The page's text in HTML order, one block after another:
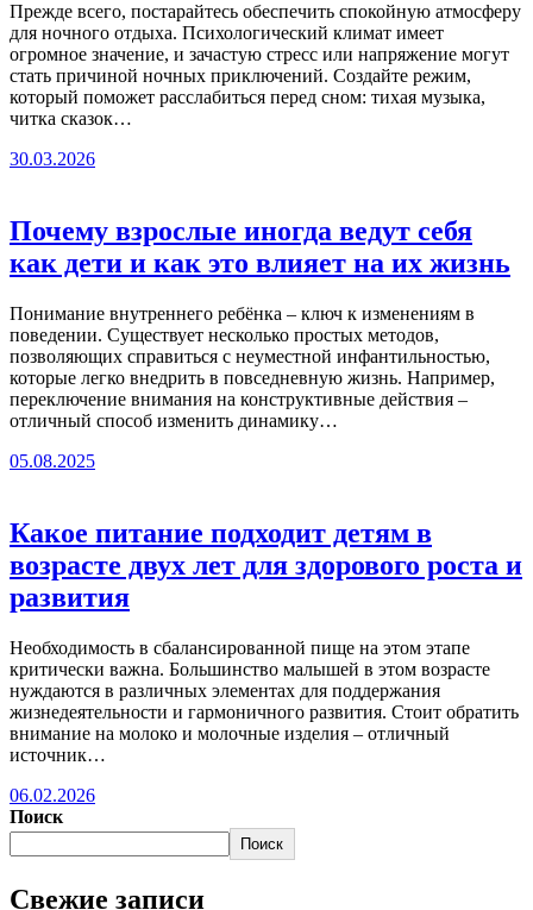
Прежде всего, постарайтесь обеспечить спокойную атмосферу
для ночного отдыха. Психологический климат имеет
огромное значение, и зачастую стресс или напряжение могут
стать причиной ночных приключений. Создайте режим,
который поможет расслабиться перед сном: тихая музыка,
читка сказок…
30.03.2026
Почему взрослые иногда ведут себя
как дети и как это влияет на их жизнь
Понимание внутреннего ребёнка – ключ к изменениям в
поведении. Существует несколько простых методов,
позволяющих справиться с неуместной инфантильностью,
которые легко внедрить в повседневную жизнь. Например,
переключение внимания на конструктивные действия –
отличный способ изменить динамику…
05.08.2025
Какое питание подходит детям в
возрасте двух лет для здорового роста и
развития
Необходимость в сбалансированной пище на этом этапе
критически важна. Большинство малышей в этом возрасте
нуждаются в различных элементах для поддержания
жизнедеятельности и гармоничного развития. Стоит обратить
внимание на молоко и молочные изделия – отличный
источник…
06.02.2026
Поиск
Поиск
Свежие записи